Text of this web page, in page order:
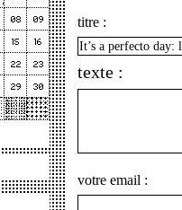
titre :
texte :
votre email :